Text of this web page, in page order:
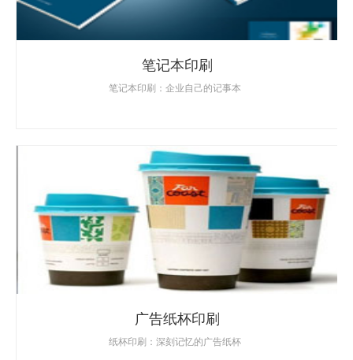
笔记本印刷
笔记本印刷：企业自己的记事本
广告纸杯印刷
纸杯印刷：深刻记忆的广告纸杯